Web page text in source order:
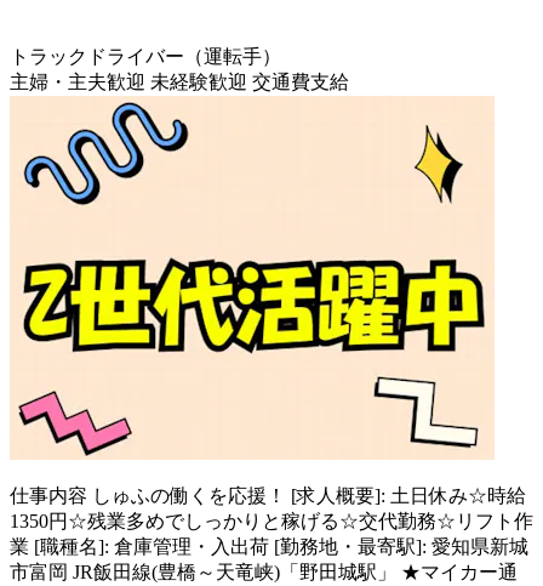
トラックドライバー（運転手）
主婦・主夫歓迎 未経験歓迎 交通費支給
仕事内容 しゅふの働くを応援！ [求人概要]: 土日休み☆時給
1350円☆残業多めでしっかりと稼げる☆交代勤務☆リフト作
業 [職種名]: 倉庫管理・入出荷 [勤務地・最寄駅]: 愛知県新城
市富岡 JR飯田線(豊橋～天竜峡)「野田城駅」 ★マイカー通